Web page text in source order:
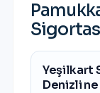
Yeşilkart
Denizli